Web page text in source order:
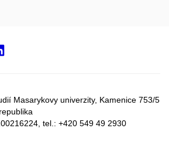
Masarykovy univerzity, Kamenice 753/5​
tel.: +420 549 49 2930